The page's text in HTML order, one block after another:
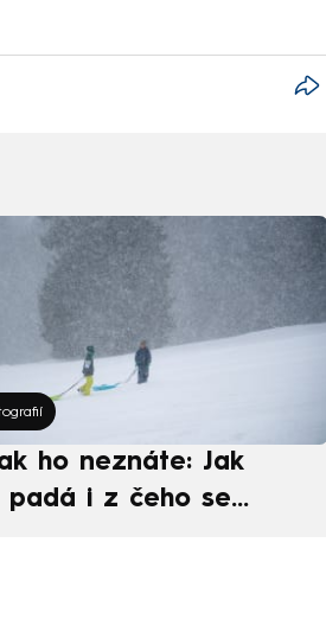
ho neznáte: Jak
padá i z čeho se